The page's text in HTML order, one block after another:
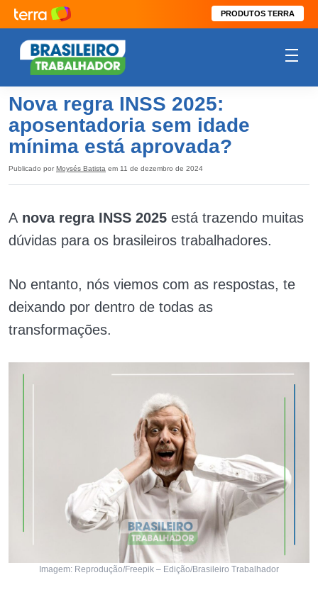
PRODUTOS TERRA
Nova regra INSS 2025:
aposentadoria sem idade
mínima está aprovada?
Publicado por Moysés Batista em 11 de dezembro de 2024
A nova regra INSS 2025 está trazendo muitas
dúvidas para os brasileiros trabalhadores.
No entanto, nós viemos com as respostas, te
deixando por dentro de todas as
transformações.
Imagem: Reprodução/Freepik – Edição/Brasileiro Trabalhador